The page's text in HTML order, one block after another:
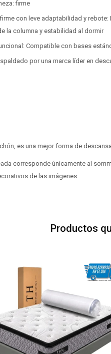
firme
con leve adaptabilidad y
la columna y estabilidad al dormir
Compatible con bases
por una marca líder en
es una mejor forma de
corresponde únicamente al
de las imágenes.
Productos